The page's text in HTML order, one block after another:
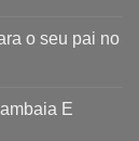
o seu pai no
E